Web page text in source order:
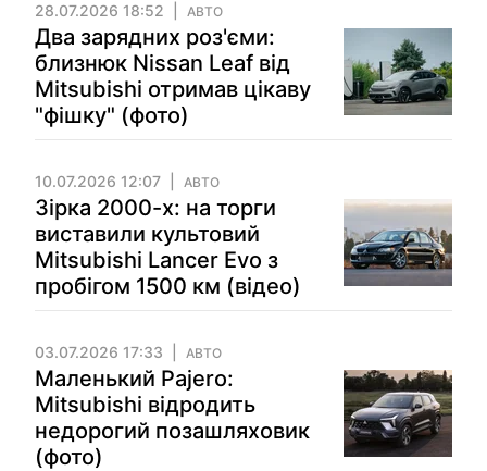
28.07.2026 18:52 АВТО
Два зарядних роз'єми:
близнюк Nissan Leaf від
Mitsubishi отримав цікаву
"фішку" (фото)
10.07.2026 12:07 АВТО
Зірка 2000-х: на торги
виставили культовий
Mitsubishi Lancer Evo з
пробігом 1500 км (відео)
03.07.2026 17:33 АВТО
Маленький Pajero:
Mitsubishi відродить
недорогий позашляховик
(фото)